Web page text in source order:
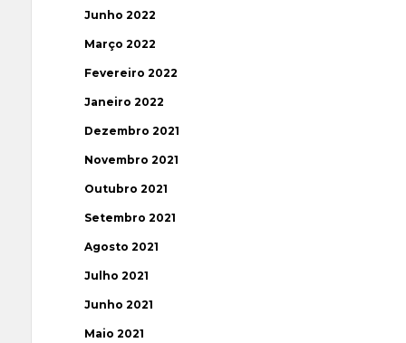
Junho 2022
Março 2022
Fevereiro 2022
Janeiro 2022
Dezembro 2021
Novembro 2021
Outubro 2021
Setembro 2021
Agosto 2021
Julho 2021
Junho 2021
Maio 2021